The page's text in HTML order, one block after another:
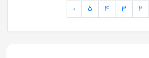
2
3
4
5
›